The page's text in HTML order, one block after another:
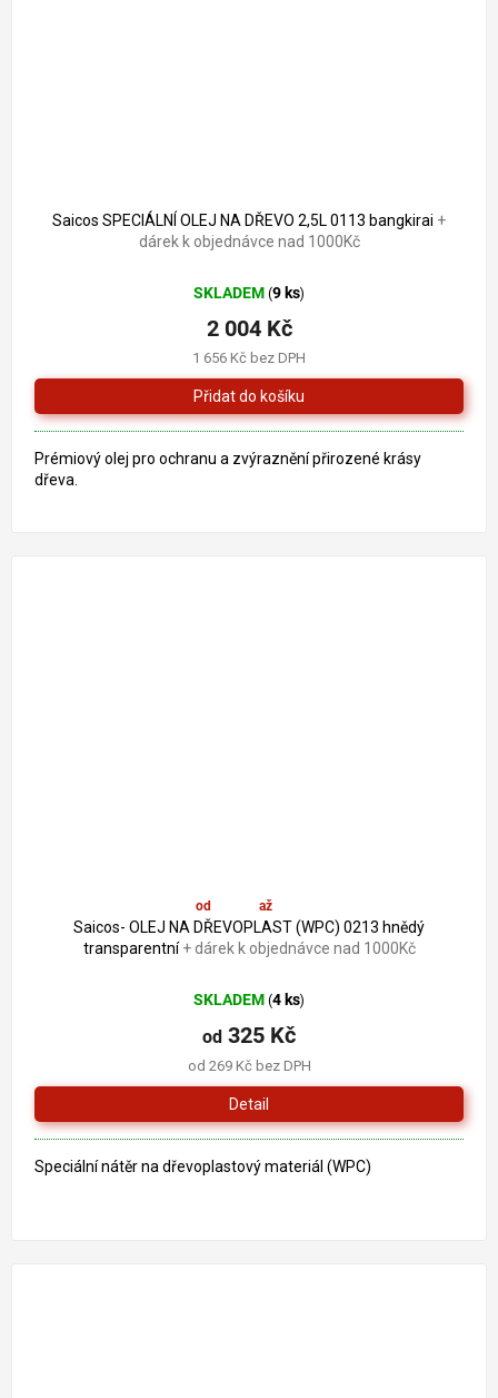
Saicos SPECIÁLNÍ OLEJ NA DŘEVO 2,5L 0113 bangkirai +
dárek k objednávce nad 1000Kč
SKLADEM (9 ks)
1 656 Kč bez DPH
2 004 Kč
Prémiový olej pro ochranu a zvýraznění přirozené krásy
dřeva.
od až
Saicos- OLEJ NA DŘEVOPLAST (WPC) 0213 hnědý
transparentní+ dárek k objednávce nad 1000Kč
SKLADEM (4 ks)
od 269 Kč bez DPH
od 325 Kč
Detail
Speciální nátěr na dřevoplastový materiál (WPC)